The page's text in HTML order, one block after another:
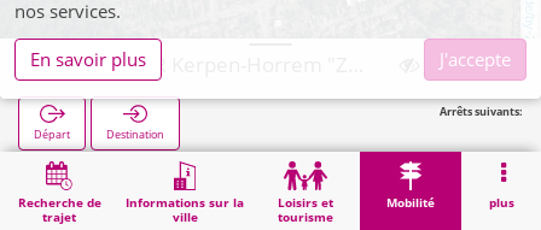
dl-de/by-2-0
Recherche de
trajet
Informations sur la
ville
Loisirs et
tourisme
Mobilité plus
Départ Destination
Arrêts suivants:
Démarrage Kerpen, P+R Kerpen-Horrem "Zum Werhahn"
nos services.
En savoir plus
J'accepte